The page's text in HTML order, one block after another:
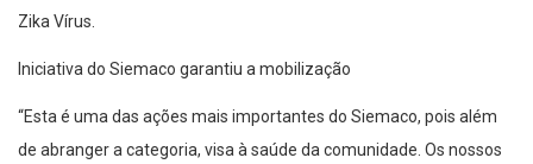
Zika Vírus.
Iniciativa do Siemaco garantiu a mobilização
“Esta é uma das ações mais importantes do Siemaco, pois além
de abranger a categoria, visa à saúde da comunidade. Os nossos